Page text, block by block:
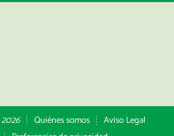
2026 Quiénes somos
Aviso Legal